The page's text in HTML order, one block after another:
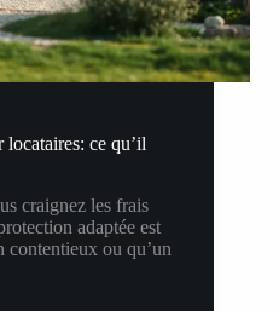
locataires: ce qu’il
craignez les frais
adaptée est
contentieux ou qu’un